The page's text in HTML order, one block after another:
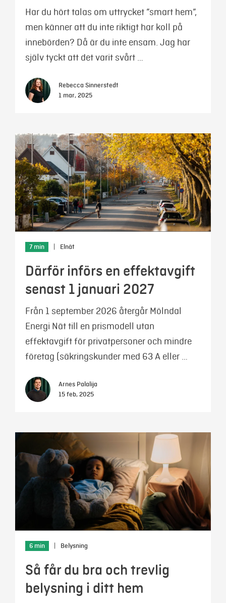
Har du hört talas om uttrycket ”smart hem”,
men känner att du inte riktigt har koll på
innebörden? Då är du inte ensam. Jag har
själv tyckt att det varit svårt …
Rebecca Sinnerstedt
1 mar, 2025
7 min Elnät
Därför införs en effektavgift
senast 1 januari 2027
Från 1 september 2026 återgår Mölndal
Energi Nät till en prismodell utan
effektavgift för privatpersoner och mindre
företag (säkringskunder med 63 A eller …
Arnes Palalija
15 feb, 2025
6 min Belysning
Så får du bra och trevlig
belysning i ditt hem